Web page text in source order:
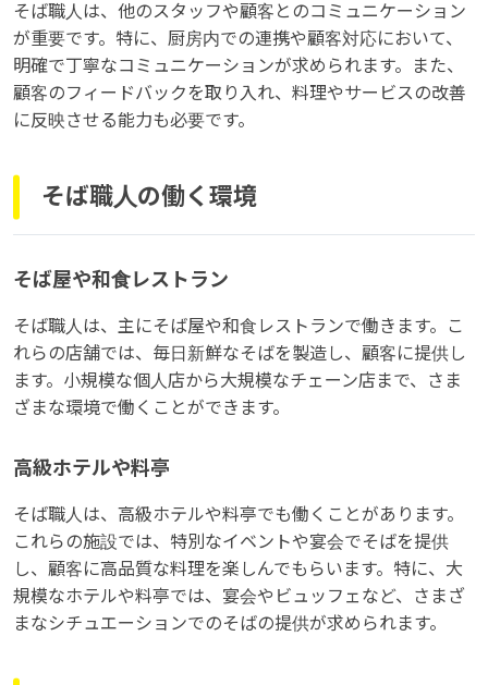
そば職人は、他のスタッフや顧客とのコミュニケーション
が重要です。特に、厨房内での連携や顧客対応において、
明確で丁寧なコミュニケーションが求められます。また、
顧客のフィードバックを取り入れ、料理やサービスの改善
に反映させる能力も必要です。
そば職人の働く環境
そば屋や和食レストラン
そば職人は、主にそば屋や和食レストランで働きます。こ
れらの店舗では、毎日新鮮なそばを製造し、顧客に提供し
ます。小規模な個人店から大規模なチェーン店まで、さま
ざまな環境で働くことができます。
高級ホテルや料亭
そば職人は、高級ホテルや料亭でも働くことがあります。
これらの施設では、特別なイベントや宴会でそばを提供
し、顧客に高品質な料理を楽しんでもらいます。特に、大
規模なホテルや料亭では、宴会やビュッフェなど、さまざ
まなシチュエーションでのそばの提供が求められます。